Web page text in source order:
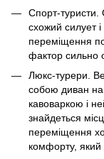
Спорт-туристи.
схожий силует
переміщення
фактор сильно
Люкс-турери.
собою диван на
кавоваркою і
знайдеться
переміщення
комфорту, який